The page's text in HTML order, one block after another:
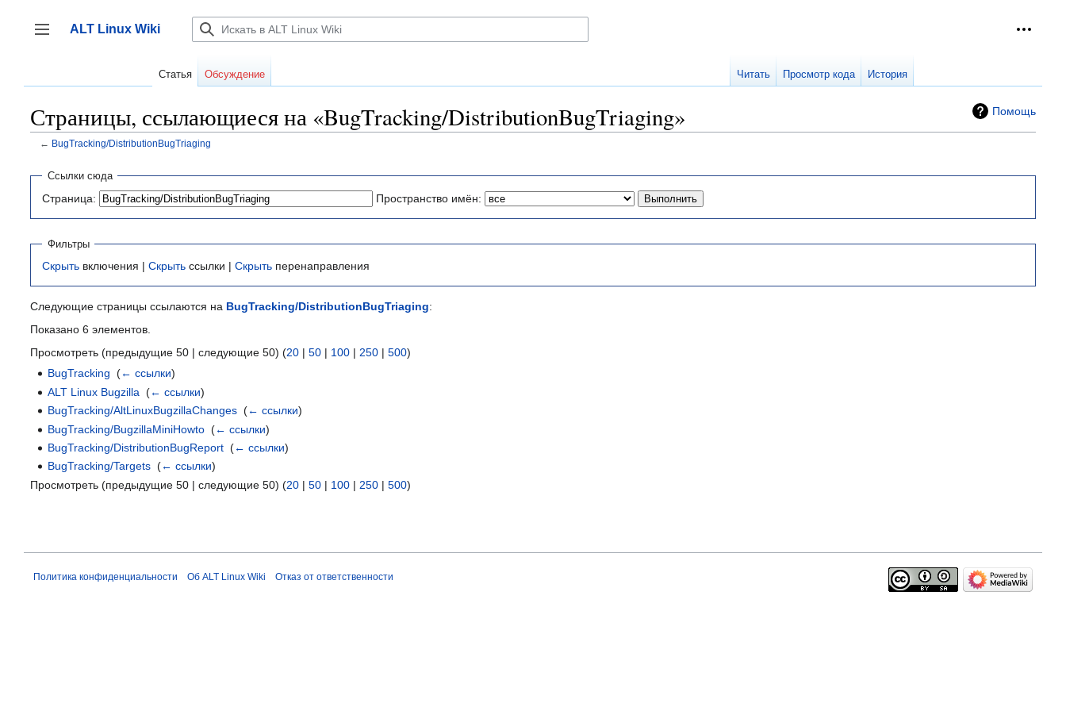
содержанию
Переключить боковую панель
ALT Linux Wiki
Статья Обсуждение Читать Просмотр кода История
Помощь
Страницы, ссылающиеся на «BugTracking/DistributionBugTriaging»
← BugTracking/DistributionBugTriaging
Ссылки сюда
Страница: Пространство имён:
Фильтры
Скрыть включения | Скрыть ссылки | Скрыть перенаправления
Следующие страницы ссылаются на BugTracking/DistributionBugTriaging:
Показано 6 элементов.
Просмотреть (предыдущие 50 | следующие 50) (20 | 50 | 100 | 250 | 500)
BugTracking ‎(← ссылки)
ALT Linux Bugzilla ‎(← ссылки)
BugTracking/AltLinuxBugzillaChanges ‎(← ссылки)
BugTracking/BugzillaMiniHowto ‎(← ссылки)
BugTracking/DistributionBugReport ‎(← ссылки)
BugTracking/Targets ‎(← ссылки)
Просмотреть (предыдущие 50 | следующие 50) (20 | 50 | 100 | 250 | 500)
Политика конфиденциальности Об ALT Linux Wiki Отказ от ответственности